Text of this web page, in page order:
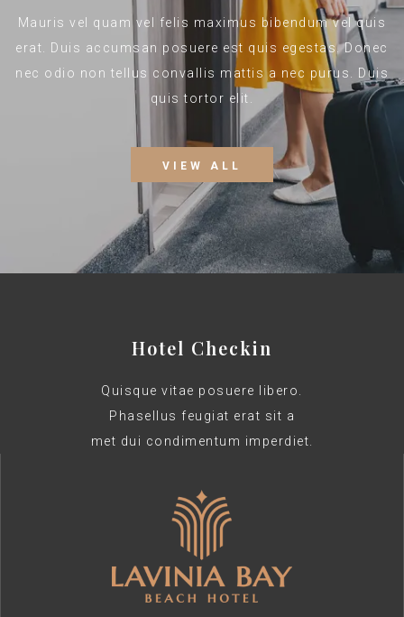
Mauris vel quam vel felis maximus bibendum vel quis
erat. Duis accumsan posuere est quis egestas. Donec
nec odio non tellus convallis mattis a nec purus. Duis
quis tortor elit.
VIEW ALL
Hotel Checkin
Quisque vitae posuere libero.
Phasellus feugiat erat sit a
met dui condimentum imperdiet.